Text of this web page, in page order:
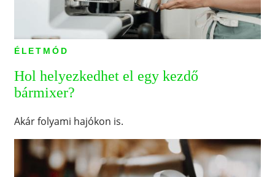
ÉLETMÓD
Hol helyezkedhet el egy kezdő
bármixer?
Akár folyami hajókon is.